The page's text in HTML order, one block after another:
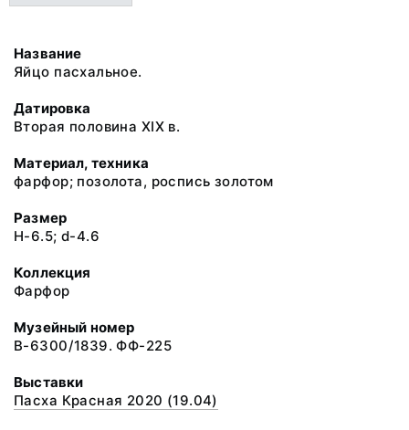
Название
Яйцо пасхальное.
Датировка
Вторая половина XIX в.
Материал, техника
фарфор; позолота, роспись золотом
Размер
H-6.5; d-4.6
Коллекция
Фарфор
Музейный номер
В-6300/1839. ФФ-225
Выставки
Пасха Красная 2020 (19.04)